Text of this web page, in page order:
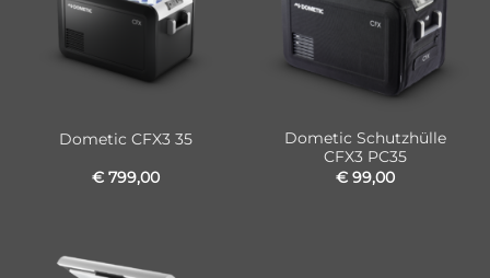
Dometic CFX3 35
€799,00
Dometic Schutzhülle
CFX3 PC35
€99,00